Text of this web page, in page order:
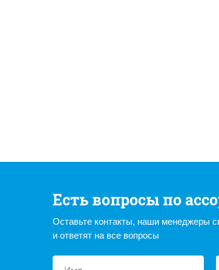
Есть вопросы по
Оставьте контакты, наши менеджеры
и ответят на все вопросы